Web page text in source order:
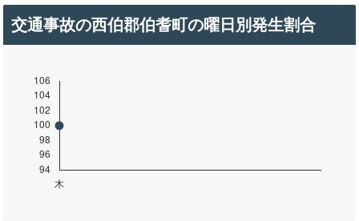
交通事故の西伯郡伯耆町の曜日別発生割合